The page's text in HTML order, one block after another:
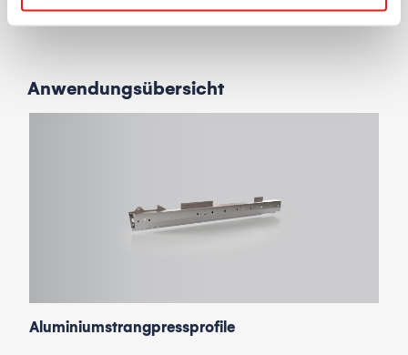
Anwendungsübersicht
Aluminiumstrangpressprofile